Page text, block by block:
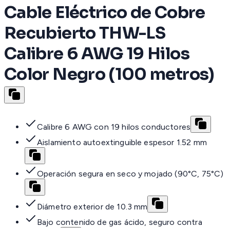
Cable Eléctrico de Cobre
Recubierto THW-LS
Calibre 6 AWG 19 Hilos
Color Negro (100 metros)
Calibre 6 AWG con 19 hilos conductores
Aislamiento autoextinguible espesor 1.52 mm
Operación segura en seco y mojado (90°C, 75°C)
Diámetro exterior de 10.3 mm
Bajo contenido de gas ácido, seguro contra